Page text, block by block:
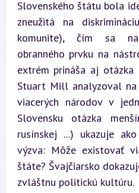
Slovenského štátu bola
zneužitá na
komunite), čím sa
obranného prvku na
extrém prináša aj
Stuart Mill analyzoval
viacerých národov v
Slovensku otázka
rusínskej ...) ukazuje
výzva: Môže existovať
štáte? Švajčiarsko
zvláštnu politickú kultúru.